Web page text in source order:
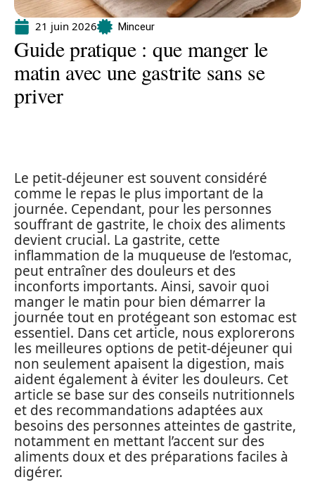
21 juin 2026 Minceur
Guide pratique : que manger le
matin avec une gastrite sans se
priver
Le petit-déjeuner est souvent considéré
comme le repas le plus important de la
journée. Cependant, pour les personnes
souffrant de gastrite, le choix des aliments
devient crucial. La gastrite, cette
inflammation de la muqueuse de l’estomac,
peut entraîner des douleurs et des
inconforts importants. Ainsi, savoir quoi
manger le matin pour bien démarrer la
journée tout en protégeant son estomac est
essentiel. Dans cet article, nous explorerons
les meilleures options de petit-déjeuner qui
non seulement apaisent la digestion, mais
aident également à éviter les douleurs. Cet
article se base sur des conseils nutritionnels
et des recommandations adaptées aux
besoins des personnes atteintes de gastrite,
notamment en mettant l’accent sur des
aliments doux et des préparations faciles à
digérer.